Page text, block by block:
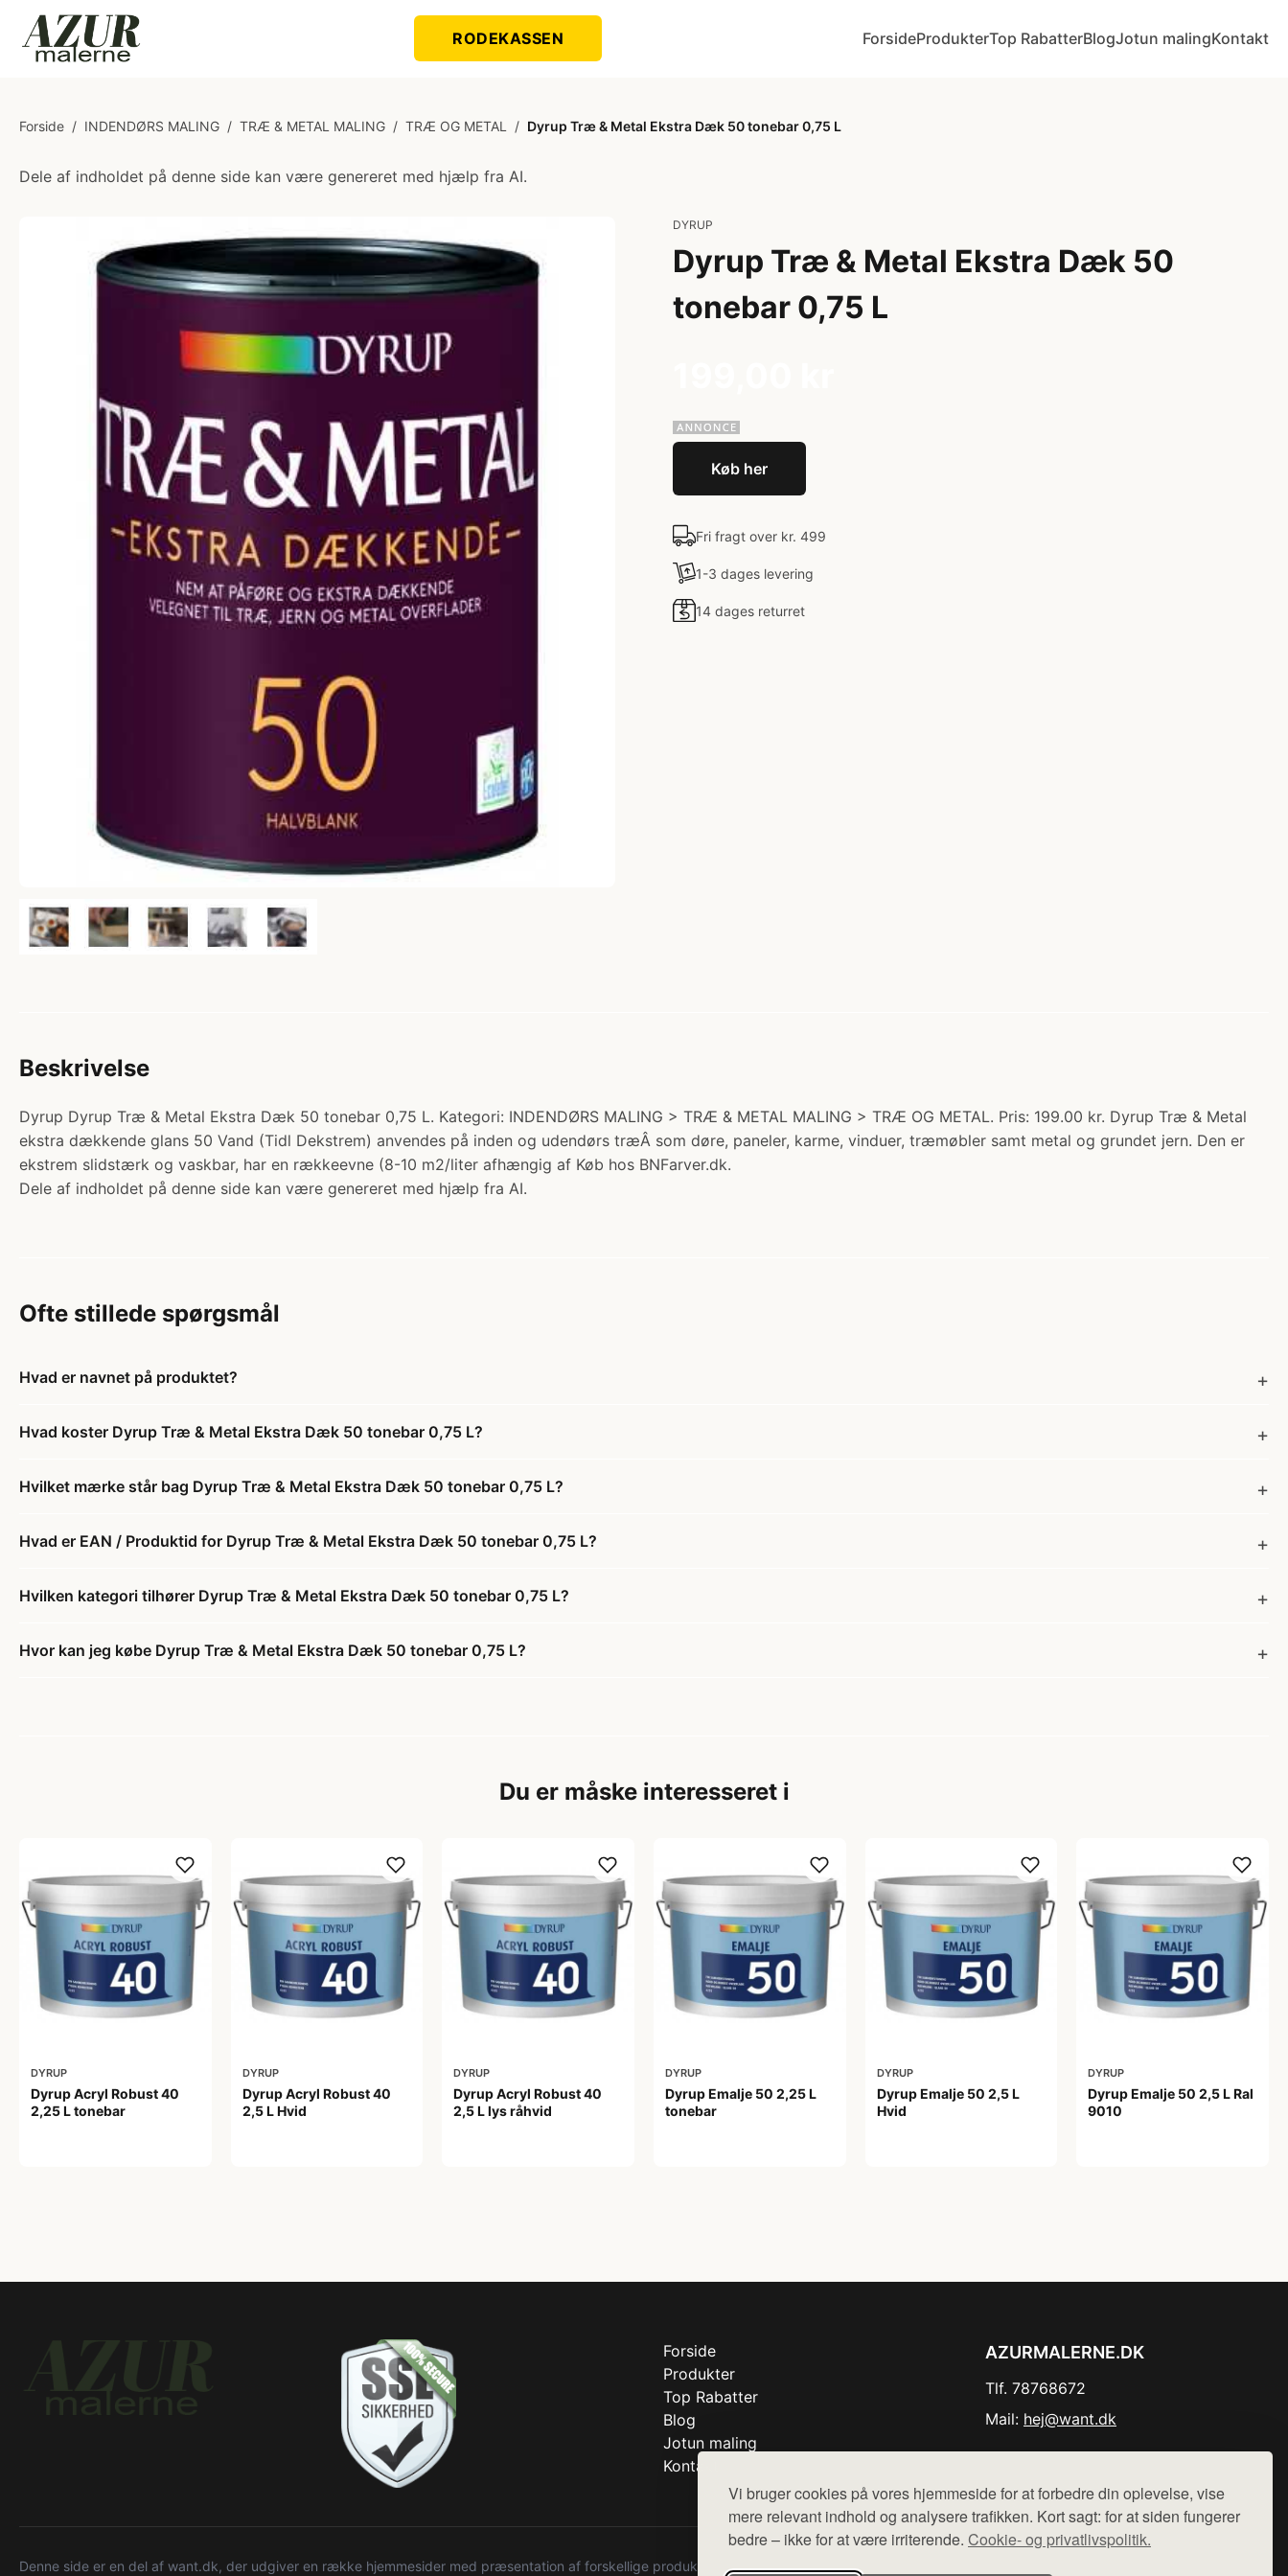
Vi bruger cookies på vores hjemmeside for at forbedre din oplevelse, vise
mere relevant indhold og analysere trafikken. Kort sagt: for at siden fungerer
bedre – ikke for at være irriterende. Cookie- og privatlivspolitik.
RODEKASSEN ForsideProdukterTop RabatterBlogJotun malingKontakt
Forside / INDENDØRS MALING / TRÆ & METAL MALING / TRÆ OG METAL / Dyrup Træ & Metal Ekstra Dæk 50 tonebar 0,75 L
Dele af indholdet på denne side kan være genereret med hjælp fra AI.
DYRUP
Dyrup Træ & Metal Ekstra Dæk 50
tonebar 0,75 L
Køb her
Fri fragt over kr. 499
1-3 dages levering
14 dages returret
Beskrivelse
Dyrup Dyrup Træ & Metal Ekstra Dæk 50 tonebar 0,75 L. Kategori: INDENDØRS MALING > TRÆ & METAL MALING > TRÆ OG METAL. Pris: 199.00 kr. Dyrup Træ & Metal
ekstra dækkende glans 50 Vand (Tidl Dekstrem) anvendes på inden og udendørs træÂ som døre, paneler, karme, vinduer, træmøbler samt metal og grundet jern. Den er
ekstrem slidstærk og vaskbar, har en rækkeevne (8-10 m2/liter afhængig af Køb hos BNFarver.dk.
Dele af indholdet på denne side kan være genereret med hjælp fra AI.
Ofte stillede spørgsmål
Hvad er navnet på produktet?
Hvad koster Dyrup Træ & Metal Ekstra Dæk 50 tonebar 0,75 L?
Hvilket mærke står bag Dyrup Træ & Metal Ekstra Dæk 50 tonebar 0,75 L?
Hvad er EAN / Produktid for Dyrup Træ & Metal Ekstra Dæk 50 tonebar 0,75 L?
Hvilken kategori tilhører Dyrup Træ & Metal Ekstra Dæk 50 tonebar 0,75 L?
Hvor kan jeg købe Dyrup Træ & Metal Ekstra Dæk 50 tonebar 0,75 L?
Du er måske interesseret i
DYRUP
Dyrup Acryl Robust 40
2,25 L tonebar
DYRUP
Dyrup Acryl Robust 40
2,5 L Hvid
DYRUP
Dyrup Acryl Robust 40
2,5 L lys råhvid
DYRUP
Dyrup Emalje 50 2,25 L
tonebar
DYRUP
Dyrup Emalje 50 2,5 L
Hvid
DYRUP
Dyrup Emalje 50 2,5 L Ral
9010
Forside
Produkter
Top Rabatter
Blog
Jotun maling
Kontakt
AZURMALERNE.DK
Tlf. 78768672
Mail: hej@want.dk
Denne side er en del af want.dk, der udgiver en række hjemmesider med præsentation af forskellige produkter fra diverse webshops. Der sælges ikke varer fra denne side - vi henviser til de shops,